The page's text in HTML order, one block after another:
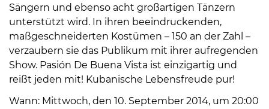
14
Sängern und ebenso acht großartigen Tänzern
unterstützt wird. In ihren beeindruckenden,
maßgeschneiderten Kostümen – 150 an der Zahl –
verzaubern sie das Publikum mit ihrer aufregenden
Show. Pasión De Buena Vista ist einzigartig und
reißt jeden mit! Kubanische Lebensfreude pur!
Wann: Mittwoch, den 10. September 2014, um 20:00